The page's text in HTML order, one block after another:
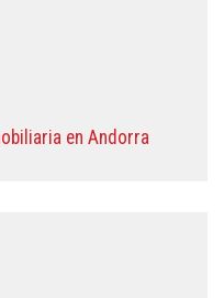
en Andorra